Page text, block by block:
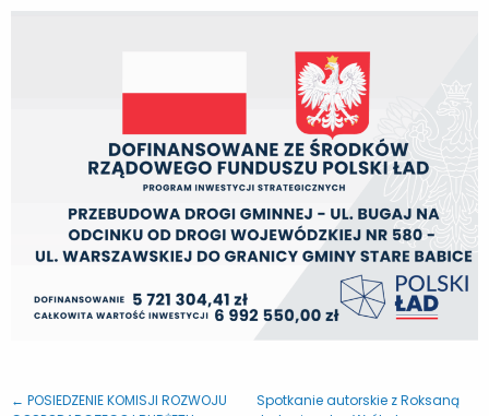
← POSIEDZENIE KOMISJI ROZWOJU
Spotkanie autorskie z Roksaną